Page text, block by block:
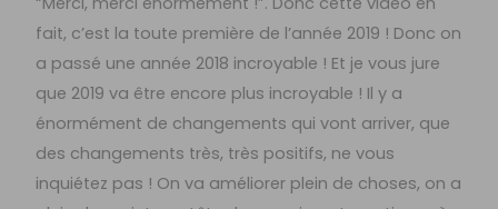
fait, c’est la toute première de l’année 2019 ! Donc on
a passé une année 2018 incroyable ! Et je vous jure
que 2019 va être encore plus incroyable ! Il y a
énormément de changements qui vont arriver, que
des changements très, très positifs, ne vous
inquiétez pas ! On va améliorer plein de choses, on a